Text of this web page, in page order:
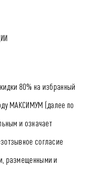
80% на избранный
МАКСИМУМ (далее по
и означает
согласие
размещенными и